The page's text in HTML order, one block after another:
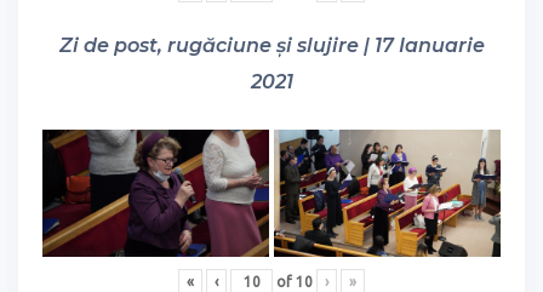
Zi de post, rugăciune și slujire | 17 Ianuarie
2021
« ‹ of 10 › »